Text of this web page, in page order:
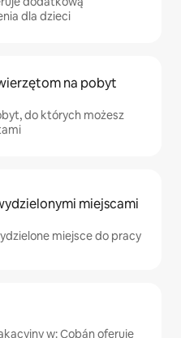
dla dzieci
na pobyt
do których możesz
miejscami
miejsce do pracy
w: Cobán oferuje